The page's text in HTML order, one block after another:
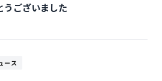
うございました
ース